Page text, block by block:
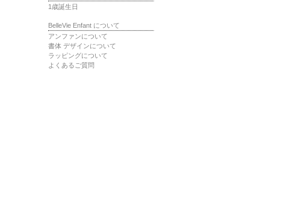
1歳誕生日
BelleVie Enfant について
アンファンについて
書体 デザインについて
ラッピングについて
よくあるご質問